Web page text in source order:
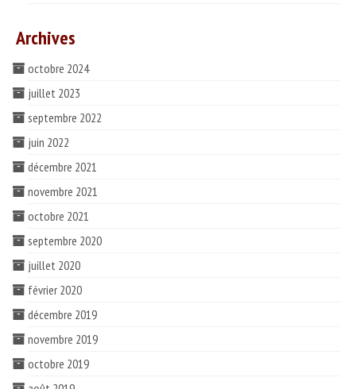
Archives
octobre 2024
juillet 2023
septembre 2022
juin 2022
décembre 2021
novembre 2021
octobre 2021
septembre 2020
juillet 2020
février 2020
décembre 2019
novembre 2019
octobre 2019